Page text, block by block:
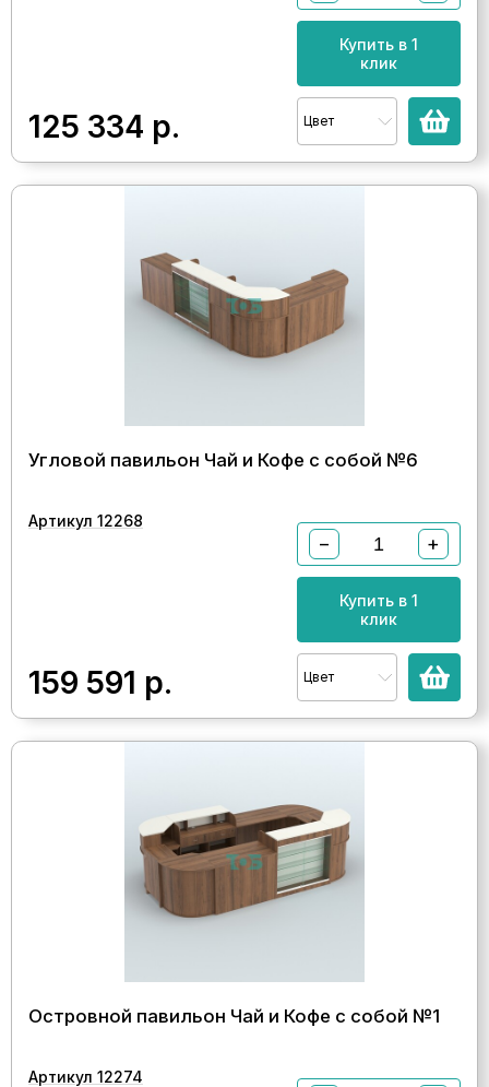
125 334 р.
Купить в 1
клик
Цвет
Угловой павильон Чай и Кофе с собой №6
Артикул 12268
159 591 р.
− +
Купить в 1
клик
Цвет
Островной павильон Чай и Кофе с собой №1
Артикул 12274